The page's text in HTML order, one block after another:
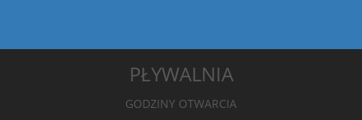
PŁYWALNIA
GODZINY OTWARCIA